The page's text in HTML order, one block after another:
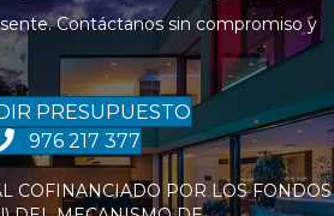
Contáctanos sin compromiso y
PRESUPUESTO
976 217 377
COFINANCIADO POR LOS FONDOS